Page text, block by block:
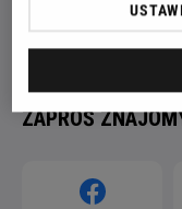
ZAPROŚ